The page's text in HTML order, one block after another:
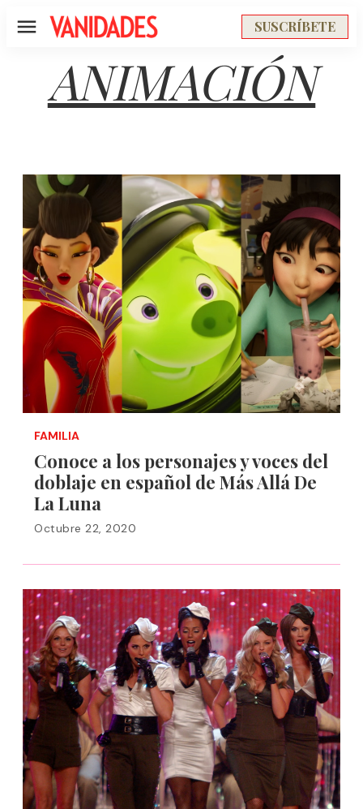
Menú SUSCRÍBETE
ANIMACIÓN
FAMILIA
Conoce a los personajes y voces del
doblaje en español de Más Allá De
La Luna
Octubre 22, 2020